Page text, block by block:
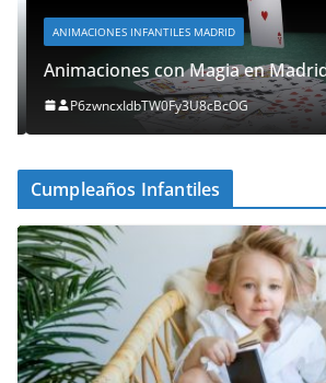
ANIMACIONES INFANTILES MADRID
Animaciones con Magia en Madrid.
P6zwncxIdbTW0Fy3U8cBcOG
Cumpleaños Infantiles